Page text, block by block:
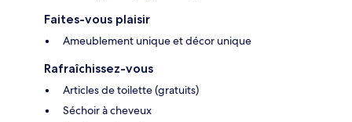
Faites-vous plaisir
Ameublement unique et décor unique
Rafraîchissez-vous
Articles de toilette (gratuits)
Séchoir à cheveux